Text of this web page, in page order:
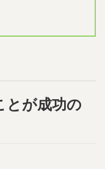
とが成功の